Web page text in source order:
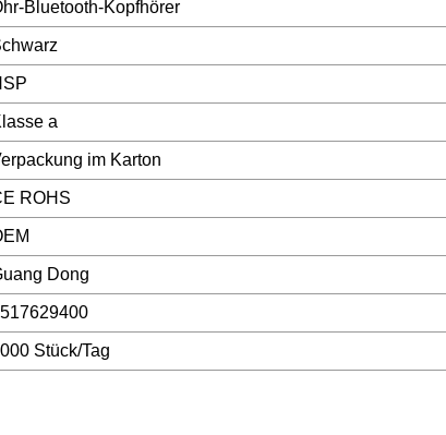
Bluetooth-Kopfhörer
a
im Karton
ROHS
Dong
Stück/Tag